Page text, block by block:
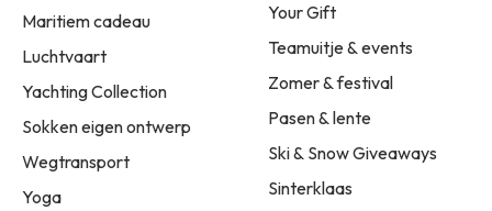
Maritiem cadeau
Luchtvaart
Yachting Collection
Sokken eigen ontwerp
Wegtransport
Yoga
Your Gift
Teamuitje & events
Zomer & festival
Pasen & lente
Ski & Snow Giveaways
Sinterklaas